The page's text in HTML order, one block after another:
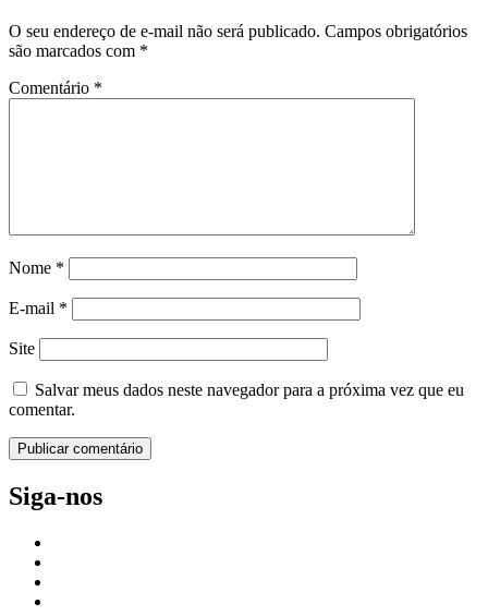
O seu endereço de e-mail não será publicado. Campos obrigatórios
são marcados com *
Comentário *
Nome *
E-mail *
Site
Salvar meus dados neste navegador para a próxima vez que eu
comentar.
Siga-nos